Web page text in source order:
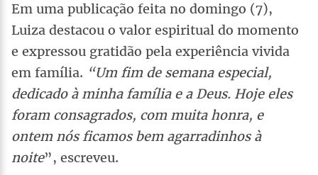
Em uma publicação feita no domingo (7),
Luiza destacou o valor espiritual do momento
e expressou gratidão pela experiência vivida
em família. “Um fim de semana especial,
dedicado à minha família e a Deus. Hoje eles
foram consagrados, com muita honra, e
ontem nós ficamos bem agarradinhos à
noite”, escreveu.